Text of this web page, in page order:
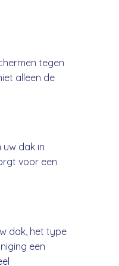
tegen
alleen de
dak in
voor een
dak, het type
een